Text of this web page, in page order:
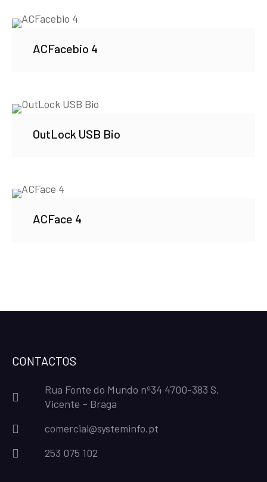
ACFacebio 4
OutLock USB Bio
ACFace 4
CONTACTOS
Rua Fonte do Mundo nº34 4700-383 S.
Vicente – Braga
comercial@systeminfo.pt
253 075 102